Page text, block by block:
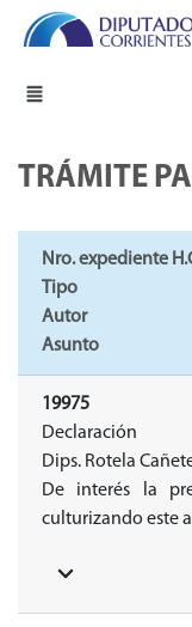
TRÁMITE
Nro. expediente
Tipo
Autor
Asunto
19975
Declaración
Dips. Rotela
De interés la
culturizando este